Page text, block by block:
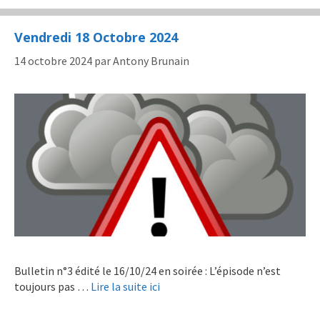
Vendredi 18 Octobre 2024
14 octobre 2024 parAntony Brunain
Bulletin n°3 édité le 16/10/24 en soirée : L’épisode n’est
toujours pas … Lire la suite ici